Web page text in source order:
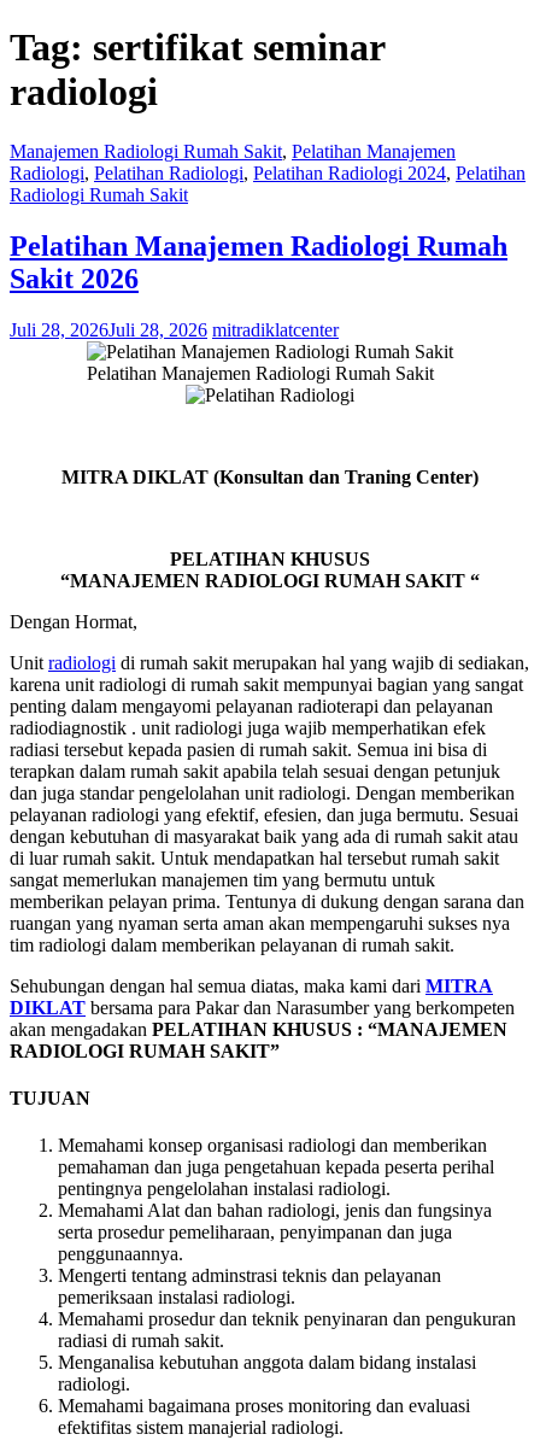
Tag: sertifikat seminar
radiologi
Manajemen Radiologi Rumah Sakit, Pelatihan Manajemen
Radiologi, Pelatihan Radiologi, Pelatihan Radiologi 2024, Pelatihan
Radiologi Rumah Sakit
Pelatihan Manajemen Radiologi Rumah
Sakit 2026
Juli 28, 2026Juli 28, 2026 mitradiklatcenter
Pelatihan Manajemen Radiologi Rumah Sakit
MITRA DIKLAT (Konsultan dan Traning Center)
PELATIHAN KHUSUS
“MANAJEMEN RADIOLOGI RUMAH SAKIT “
Dengan Hormat,
Unit radiologi di rumah sakit merupakan hal yang wajib di sediakan,
karena unit radiologi di rumah sakit mempunyai bagian yang sangat
penting dalam mengayomi pelayanan radioterapi dan pelayanan
radiodiagnostik . unit radiologi juga wajib memperhatikan efek
radiasi tersebut kepada pasien di rumah sakit. Semua ini bisa di
terapkan dalam rumah sakit apabila telah sesuai dengan petunjuk
dan juga standar pengelolahan unit radiologi. Dengan memberikan
pelayanan radiologi yang efektif, efesien, dan juga bermutu. Sesuai
dengan kebutuhan di masyarakat baik yang ada di rumah sakit atau
di luar rumah sakit. Untuk mendapatkan hal tersebut rumah sakit
sangat memerlukan manajemen tim yang bermutu untuk
memberikan pelayan prima. Tentunya di dukung dengan sarana dan
ruangan yang nyaman serta aman akan mempengaruhi sukses nya
tim radiologi dalam memberikan pelayanan di rumah sakit.
Sehubungan dengan hal semua diatas, maka kami dari MITRA
DIKLAT bersama para Pakar dan Narasumber yang berkompeten
akan mengadakan PELATIHAN KHUSUS : “MANAJEMEN
RADIOLOGI RUMAH SAKIT”
TUJUAN
Memahami konsep organisasi radiologi dan memberikan
pemahaman dan juga pengetahuan kepada peserta perihal
pentingnya pengelolahan instalasi radiologi.
Memahami Alat dan bahan radiologi, jenis dan fungsinya
serta prosedur pemeliharaan, penyimpanan dan juga
penggunaannya.
Mengerti tentang adminstrasi teknis dan pelayanan
pemeriksaan instalasi radiologi.
Memahami prosedur dan teknik penyinaran dan pengukuran
radiasi di rumah sakit.
Menganalisa kebutuhan anggota dalam bidang instalasi
radiologi.
Memahami bagaimana proses monitoring dan evaluasi
efektifitas sistem manajerial radiologi.